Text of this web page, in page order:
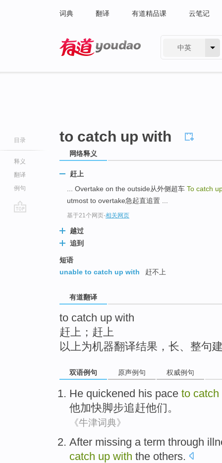
词典 翻译 有道精品课 云笔记
中英
目录
释义
翻译
例句
to catch up with
网络释义
赶上
... Overtake on the outside从外侧超车 To catch
utmost to overtake急起直追置 ...
基于21个网页-相关网页
越过
追到
短语
unable to catch up with
赶不上
有道翻译
to catch up with
赶上；赶上
以上为机器翻译结果，长、整句
双语例句 原声例句 权威例句
He quickened his pace to catch
他加快脚步追赶他们。
《牛津词典》
After missing a term through
catch up with the others.